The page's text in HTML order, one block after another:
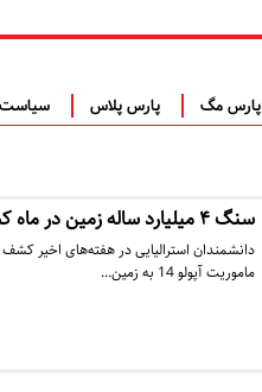
پارس مگ پارس پلاس سیاست
سنگ ۴ میلیارد ساله زمین در ماه کشف شد
دانشمندان استرالیایی در هفته‌های اخیر
ماموریت آپولو 14 به زمین…